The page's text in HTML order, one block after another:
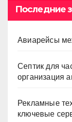
Последние
Авиарейсы
Септик для
организация
Рекламные
ключевые